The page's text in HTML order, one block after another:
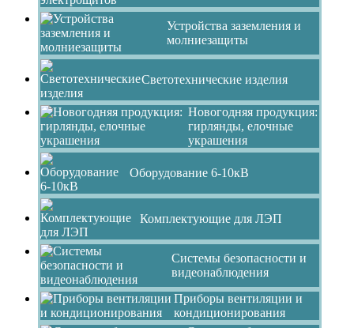
Устройства заземления и
молниезащиты
Светотехнические изделия
Новогодняя продукция:
гирлянды, елочные
украшения
Оборудование 6-10кВ
Комплектующие для ЛЭП
Системы безопасности и
видеонаблюдения
Приборы вентиляции и
кондиционирования